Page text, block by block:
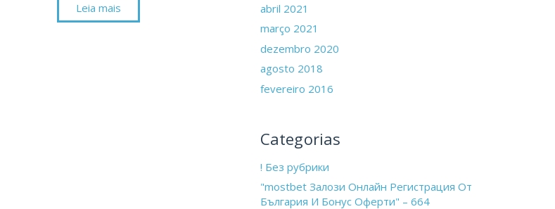
Leia mais
abril 2021
março 2021
dezembro 2020
agosto 2018
fevereiro 2016
Categorias
! Без рубрики
"mostbet Залози Онлайн Регистрация От
България И Бонус Оферти" – 664